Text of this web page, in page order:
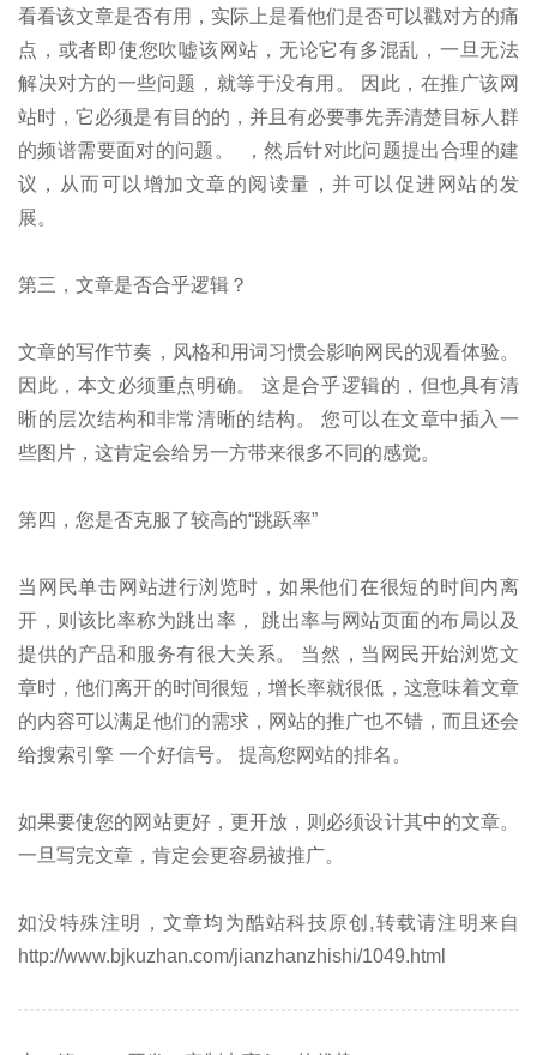
看看该文章是否有用，实际上是看他们是否可以戳对方的痛
点，或者即使您吹嘘该网站，无论它有多混乱，一旦无法
解决对方的一些问题，就等于没有用。 因此，在推广该网
站时，它必须是有目的的，并且有必要事先弄清楚目标人群
的频谱需要面对的问题。 ，然后针对此问题提出合理的建
议，从而可以增加文章的阅读量，并可以促进网站的发
展。
第三，文章是否合乎逻辑？
文章的写作节奏，风格和用词习惯会影响网民的观看体验。
因此，本文必须重点明确。 这是合乎逻辑的，但也具有清
晰的层次结构和非常清晰的结构。 您可以在文章中插入一
些图片，这肯定会给另一方带来很多不同的感觉。
第四，您是否克服了较高的“跳跃率”
当网民单击网站进行浏览时，如果他们在很短的时间内离
开，则该比率称为跳出率， 跳出率与网站页面的布局以及
提供的产品和服务有很大关系。 当然，当网民开始浏览文
章时，他们离开的时间很短，增长率就很低，这意味着文章
的内容可以满足他们的需求，网站的推广也不错，而且还会
给搜索引擎 一个好信号。 提高您网站的排名。
如果要使您的网站更好，更开放，则必须设计其中的文章。
一旦写完文章，肯定会更容易被推广。
如没特殊注明，文章均为酷站科技原创,转载请注明来自
http://www.bjkuzhan.com/jianzhanzhishi/1049.html